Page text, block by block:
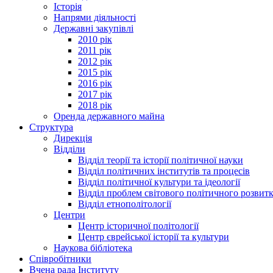
Історія
Напрями діяльності
Державні закупівлі
2010 рік
2011 рік
2012 рік
2015 рік
2016 рік
2017 рік
2018 рік
Оренда державного майна
Структура
Дирекція
Відділи
Відділ теорії та історії політичної науки
Відділ політичних інститутів та процесів
Відділ політичної культури та ідеології
Відділ проблем світового політичного
Відділ етнополітології
Центри
Центр історичної політології
Центр єврейської історії та культури
Наукова бібліотека
Співробітники
Вчена рада Інституту